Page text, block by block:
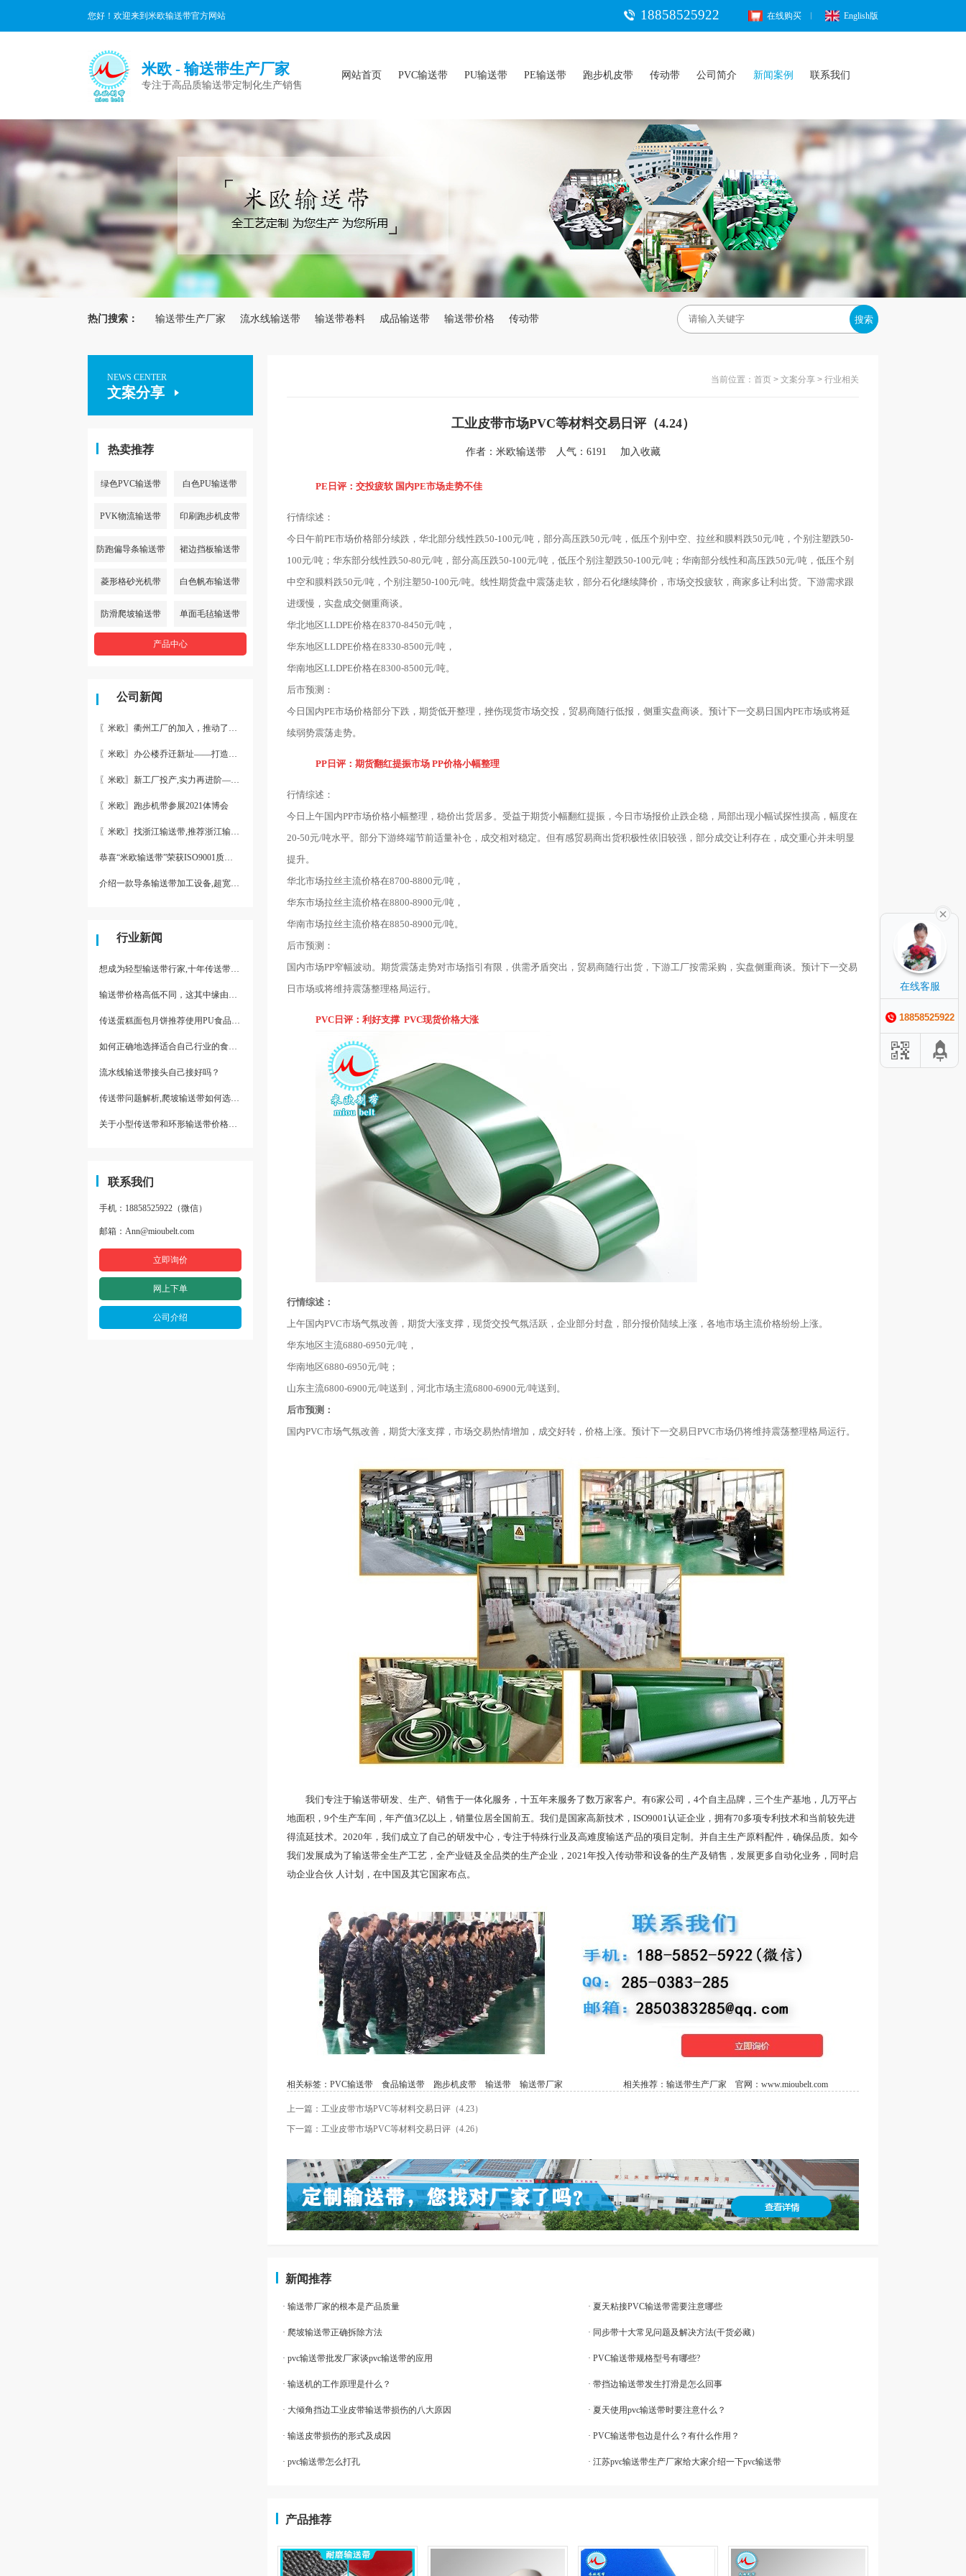
您好！欢迎来到米欧输送带官方网站 18858525922 在线购买 English版
米欧 - 输送带生产厂家
专注于高品质输送带定制化生产销售
网站首页 PVC输送带 PU输送带 PE输送带 跑步机皮带 传动带 公司简介 新闻案例 联系我们
热门搜索： 输送带生产厂家 流水线输送带 输送带卷料 成品输送带 输送带价格 传动带 搜索
NEWS CENTER
文案分享
热卖推荐
绿色PVC输送带 白色PU输送带
PVK物流输送带 印刷跑步机皮带
防跑偏导条输送带 裙边挡板输送带
菱形格砂光机带 白色帆布输送带
防滑爬坡输送带 单面毛毡输送带
产品中心
公司新闻
〖米欧〗衢州工厂的加入，推动了产能更节约了成本。
〖米欧〗办公楼乔迁新址——打造新起点 再著新篇章
〖米欧〗新工厂投产,实力再进阶—米欧带业衢州工厂投产并平稳运
〖米欧〗跑步机带参展2021体博会
〖米欧〗找浙江输送带,推荐浙江输送带生产厂家“米欧”
恭喜“米欧输送带”荣获ISO9001质量体系认证
介绍一款导条输送带加工设备,超宽输送带利器
行业新闻
想成为轻型输送带行家,十年传送带师傅教你三招
输送带价格高低不同，这其中缘由你清楚了吗
传送蛋糕面包月饼推荐使用PU食品级输送带
如何正确地选择适合自己行业的食品输送带
流水线输送带接头自己接好吗？
传送带问题解析,爬坡输送带如何选择,推荐一款防滑输送带
关于小型传送带和环形输送带价格，他们有什么区别点。
联系我们
手机：18858525922（微信）
邮箱：Ann@mioubelt.com
立即询价
网上下单
公司介绍
当前位置： 首页 > 文案分享 > 行业相关
工业皮带市场PVC等材料交易日评（4.24）
作者： 米欧输送带人气：6191 加入收藏
PE日评：交投疲软 国内PE市场走势不佳
行情综述：
今日午前PE市场价格部分续跌，华北部分线性跌50-100元/吨，部分高压跌50元/吨，低压个别中空、拉丝和膜料跌50元/吨，个别注塑跌50-
100元/吨；华东部分线性跌50-80元/吨，部分高压跌50-100元/吨，低压个别注塑跌50-100元/吨；华南部分线性和高压跌50元/吨，低压个别
中空和膜料跌50元/吨，个别注塑50-100元/吨。线性期货盘中震荡走软，部分石化继续降价，市场交投疲软，商家多让利出货。下游需求跟
进缓慢，实盘成交侧重商谈。
华北地区LLDPE价格在8370-8450元/吨，
华东地区LLDPE价格在8330-8500元/吨，
华南地区LLDPE价格在8300-8500元/吨。
后市预测：
今日国内PE市场价格部分下跌，期货低开整理，挫伤现货市场交投，贸易商随行低报，侧重实盘商谈。预计下一交易日国内PE市场或将延
续弱势震荡走势。
PP日评：期货翻红提振市场 PP价格小幅整理
行情综述：
今日上午国内PP市场价格小幅整理，稳价出货居多。受益于期货小幅翻红提振，今日市场报价止跌企稳，局部出现小幅试探性摸高，幅度在
20-50元/吨水平。部分下游终端节前适量补仓，成交相对稳定。但有感贸易商出货积极性依旧较强，部分成交让利存在，成交重心并未明显
提升。
华北市场拉丝主流价格在8700-8800元/吨，
华东市场拉丝主流价格在8800-8900元/吨，
华南市场拉丝主流价格在8850-8900元/吨。
后市预测：
国内市场PP窄幅波动。期货震荡走势对市场指引有限，供需矛盾突出，贸易商随行出货，下游工厂按需采购，实盘侧重商谈。预计下一交易
日市场或将维持震荡整理格局运行。
PVC日评：利好支撑 PVC现货价格大涨
行情综述：
上午国内PVC市场气氛改善，期货大涨支撑，现货交投气氛活跃，企业部分封盘，部分报价陆续上涨，各地市场主流价格纷纷上涨。
华东地区主流6880-6950元/吨，
华南地区6880-6950元/吨；
山东主流6800-6900元/吨送到，河北市场主流6800-6900元/吨送到。
后市预测：
国内PVC市场气氛改善，期货大涨支撑，市场交易热情增加，成交好转，价格上涨。预计下一交易日PVC市场仍将维持震荡整理格局运行。
我们专注于输送带研发、生产、销售于一体化服务，十五年来服务了数万家客户。有6家公司，4个自主品牌，三个生产基地，几万平占
地面积，9个生产车间，年产值3亿以上，销量位居全国前五。我们是国家高新技术，ISO9001认证企业，拥有70多项专利技术和当前较先进
得流延技术。2020年，我们成立了自己的研发中心，专注于特殊行业及高难度输送产品的项目定制。并自主生产原料配件，确保品质。如今
我们发展成为了输送带全生产工艺，全产业链及全品类的生产企业，2021年投入传动带和设备的生产及销售，发展更多自动化业务，同时启
动企业合伙 人计划，在中国及其它国家布点。
相关标签： PVC输送带 食品输送带 跑步机皮带 输送带 输送带厂家 相关推荐： 输送带生产厂家 官网： www.mioubelt.com
上一篇：工业皮带市场PVC等材料交易日评（4.23）
下一篇：工业皮带市场PVC等材料交易日评（4.26）
新闻推荐
· 输送带厂家的根本是产品质量 · 夏天粘接PVC输送带需要注意哪些
· 爬坡输送带正确拆除方法 · 同步带十大常见问题及解决方法(干货必藏）
· pvc输送带批发厂家谈pvc输送带的应用 · PVC输送带规格型号有哪些?
· 输送机的工作原理是什么？ · 带挡边输送带发生打滑是怎么回事
· 大倾角挡边工业皮带输送带损伤的八大原因 · 夏天使用pvc输送带时要注意什么？
· 输送皮带损伤的形式及成因 · PVC输送带包边是什么？有什么作用？
· pvc输送带怎么打孔 · 江苏pvc输送带生产厂家给大家介绍一下pvc输送带
产品推荐
在线客服
18858525922